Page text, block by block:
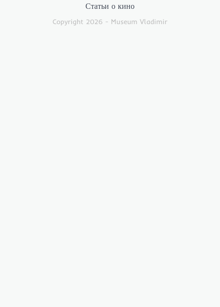
Статьи о кино
Copyright 2026 - Museum Vladimir